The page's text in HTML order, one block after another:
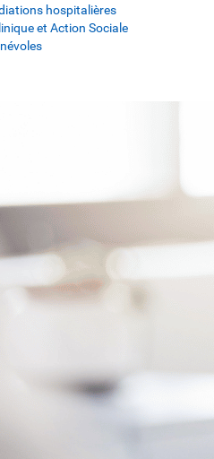
hospitalières
et Action Sociale